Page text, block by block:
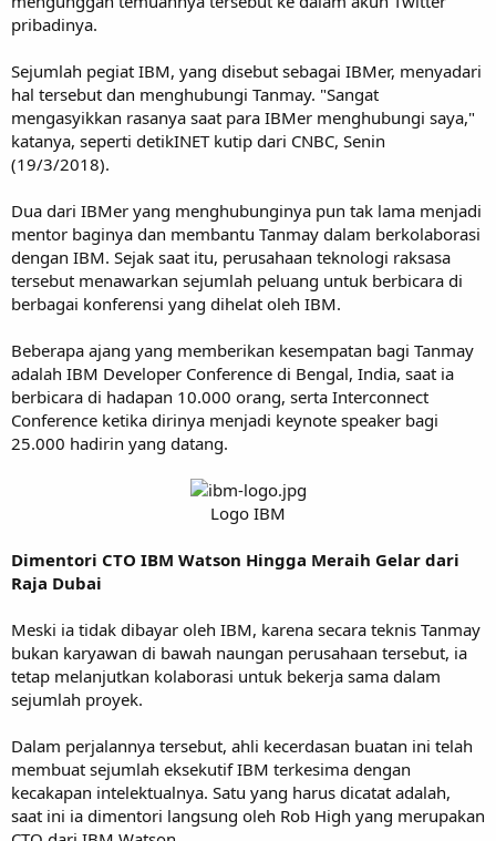
pribadinya.
Sejumlah pegiat IBM, yang disebut sebagai IBMer, menyadari
hal tersebut dan menghubungi Tanmay. "Sangat
mengasyikkan rasanya saat para IBMer menghubungi saya,"
katanya, seperti detikINET kutip dari CNBC, Senin
(19/3/2018).
Dua dari IBMer yang menghubunginya pun tak lama menjadi
mentor baginya dan membantu Tanmay dalam berkolaborasi
dengan IBM. Sejak saat itu, perusahaan teknologi raksasa
tersebut menawarkan sejumlah peluang untuk berbicara di
berbagai konferensi yang dihelat oleh IBM.
Beberapa ajang yang memberikan kesempatan bagi Tanmay
adalah IBM Developer Conference di Bengal, India, saat ia
berbicara di hadapan 10.000 orang, serta Interconnect
Conference ketika dirinya menjadi keynote speaker bagi
25.000 hadirin yang datang.
Logo IBM​
Dimentori CTO IBM Watson Hingga Meraih Gelar dari
Raja Dubai
Meski ia tidak dibayar oleh IBM, karena secara teknis Tanmay
bukan karyawan di bawah naungan perusahaan tersebut, ia
tetap melanjutkan kolaborasi untuk bekerja sama dalam
sejumlah proyek.
Dalam perjalannya tersebut, ahli kecerdasan buatan ini telah
membuat sejumlah eksekutif IBM terkesima dengan
kecakapan intelektualnya. Satu yang harus dicatat adalah,
saat ini ia dimentori langsung oleh Rob High yang merupakan